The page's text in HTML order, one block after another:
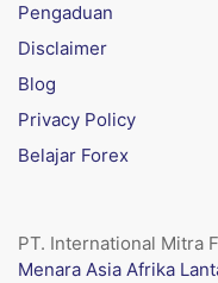
Pengaduan
Disclaimer
Blog
Privacy Policy
Belajar Forex
PT. International Mitra
Menara Asia Afrika